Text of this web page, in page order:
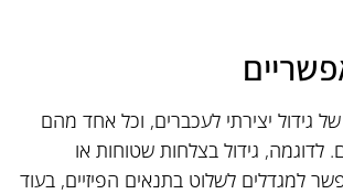
גידול יצירתי לעכברים, וכל אחד מהם
לדוגמה, גידול בצלחות שטוחות או
למגדלים לשלוט בתנאים הפיזיים, בעוד